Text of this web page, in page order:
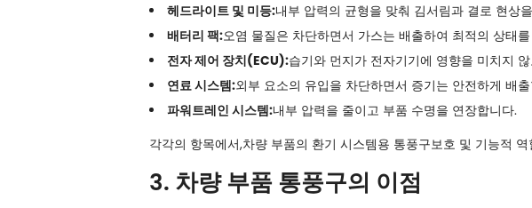
헤드라이트 및 미등:내부 압력의 균형을 맞춰 김서림과 결로 현상
배터리 팩:오염 물질은 차단하면서 가스는 배출하여 최적의 상태
전자 제어 장치(ECU):습기와 먼지가 전자기기에 영향을 미치지
연료 시스템:외부 요소의 유입을 차단하면서 증기는 안전하게 배
파워트레인 시스템:내부 압력을 줄이고 부품 수명을 연장합니다.
각각의 항목에서,차량 부품의 환기 시스템용 통풍구보호 및 기능적
3. 차량 부품 통풍구의 이점